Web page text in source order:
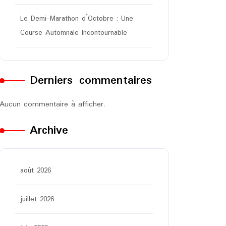
Le Demi-Marathon d’Octobre : Une
Course Automnale Incontournable
Derniers commentaires
Aucun commentaire à afficher.
Archive
août 2026
juillet 2026